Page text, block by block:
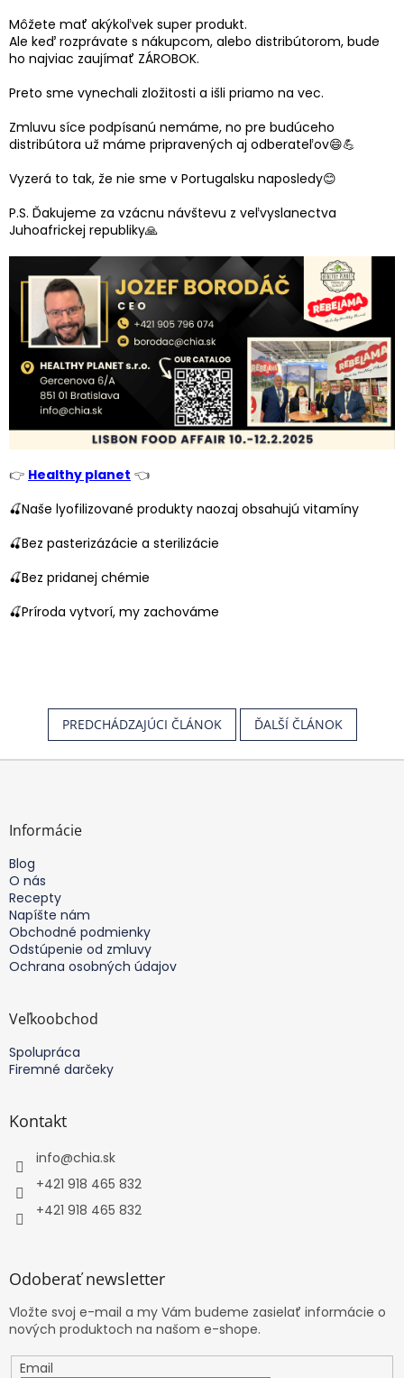
Môžete mať akýkoľvek super produkt.
Ale keď rozprávate s nákupcom, alebo distribútorom, bude
ho najviac zaujímať ZÁROBOK.
Preto sme vynechali zložitosti a išli priamo na vec.
Zmluvu síce podpísanú nemáme, no pre budúceho
distribútora už máme pripravených aj odberateľov😄💪
Vyzerá to tak, že nie sme v Portugalsku naposledy😊
P.S. Ďakujeme za vzácnu návštevu z veľvyslanectva
Juhoafrickej republiky🙏
👉 Healthy planet 👈
🍒Naše lyofilizované produkty naozaj obsahujú vitamíny
🍒Bez pasterizázácie a sterilizácie
🍒Bez pridanej chémie
🍒Príroda vytvorí, my zachováme
PREDCHÁDZAJÚCI ČLÁNOK ĎALŠÍ ČLÁNOK
Z
Informácie
Blog
O nás
Recepty
Napíšte nám
Obchodné podmienky
Odstúpenie od zmluvy
Ochrana osobných údajov
Veľkoobchod
Spolupráca
Firemné darčeky
Kontakt
info@chia.sk
+421 918 465 832
+421 918 465 832
Odoberať newsletter
Vložte svoj e-mail a my Vám budeme zasielať informácie o
nových produktoch na našom e-shope.
Email